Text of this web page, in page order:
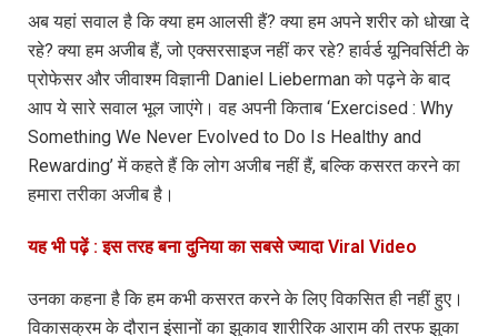
अब यहां सवाल है कि क्या हम आलसी हैं? क्या हम अपने शरीर को धोखा दे
रहे? क्या हम अजीब हैं, जो एक्सरसाइज नहीं कर रहे? हार्वर्ड यूनिवर्सिटी के
प्रोफेसर और जीवाश्म विज्ञानी Daniel Lieberman को पढ़ने के बाद
आप ये सारे सवाल भूल जाएंगे। वह अपनी किताब ‘Exercised : Why
Something We Never Evolved to Do Is Healthy and
Rewarding’ में कहते हैं कि लोग अजीब नहीं हैं, बल्कि कसरत करने का
हमारा तरीका अजीब है।
यह भी पढ़ें : इस तरह बना दुनिया का सबसे ज्यादा Viral Video
उनका कहना है कि हम कभी कसरत करने के लिए विकसित ही नहीं हुए।
विकासक्रम के दौरान इंसानों का झुकाव शारीरिक आराम की तरफ झुका